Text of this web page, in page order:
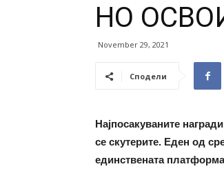
НО
November 29, 2021
Сподели
Најпосакуваните
се скутерите. Еден од
единствената